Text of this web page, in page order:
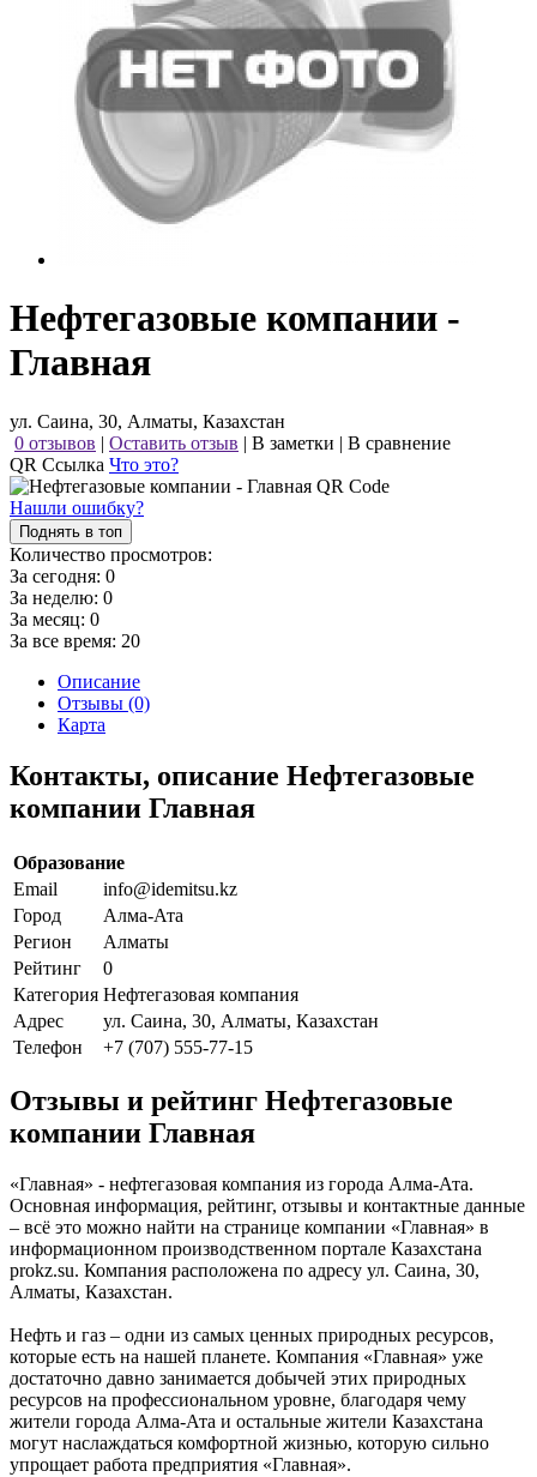
Нефтегазовые компании -
Главная
ул. Саина, 30, Алматы, Казахстан
0 отзывов | Оставить отзыв | В заметки | В сравнение
QR Ссылка Что это?
Нашли ошибку?
Поднять в топ
Количество просмотров:
За сегодня: 0
За неделю: 0
За месяц: 0
За все время: 20
Описание
Отзывы (0)
Карта
Контакты, описание Нефтегазовые
компании Главная
Образование
Email
info@idemitsu.kz
Город
Алма-Ата
Регион
Алматы
Рейтинг
0
Категория Нефтегазовая компания
Адрес
ул. Саина, 30, Алматы, Казахстан
Телефон
+7 (707) 555-77-15
Отзывы и рейтинг Нефтегазовые
компании Главная
«Главная» - нефтегазовая компания из города Алма-Ата.
Основная информация, рейтинг, отзывы и контактные данные
– всё это можно найти на странице компании «Главная» в
информационном производственном портале Казахстана
prokz.su. Компания расположена по адресу ул. Саина, 30,
Алматы, Казахстан.
Нефть и газ – одни из самых ценных природных ресурсов,
которые есть на нашей планете. Компания «Главная» уже
достаточно давно занимается добычей этих природных
ресурсов на профессиональном уровне, благодаря чему
жители города Алма-Ата и остальные жители Казахстана
могут наслаждаться комфортной жизнью, которую сильно
упрощает работа предприятия «Главная».